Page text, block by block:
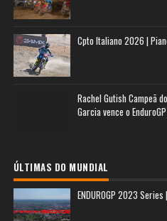
Cpto Italiano 2026 |
Rachel Gutish Campeã
Garcia vence o
ÚLTIMAS DO MUNDIAL
ENDUROGP 2023 Series